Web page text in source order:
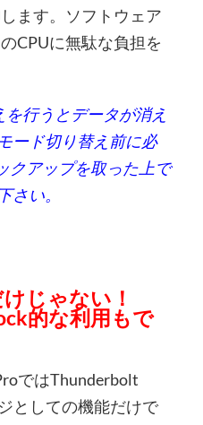
ます。ソフトウェア
CPUに無駄な負担を
行うとデータが消え
ード切り替え前に必
クアップを取った上で
さい。
じゃない！
的な利用もで
ではThunderbolt
としての機能だけで